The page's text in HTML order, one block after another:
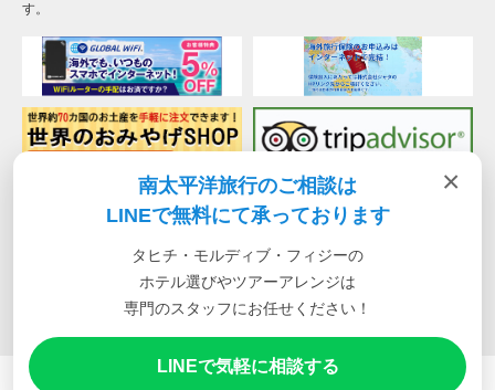
す。
南太平洋旅行専門店 トーホートラベル
×
南太平洋旅行のご相談は
LINEで無料にて承っております
タヒチ・モルディブ・フィジーの
ホテル選びやツアーアレンジは
専門のスタッフにお任せください！
LINEで気軽に相談する